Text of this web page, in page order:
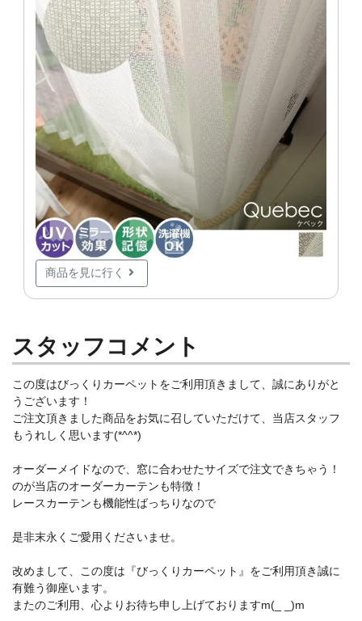
商品を見に行く
スタッフコメント
この度はびっくりカーペットをご利用頂きまして、誠にありがと
うございます！
ご注文頂きました商品をお気に召していただけて、当店スタッフ
もうれしく思います(*^^*)
オーダーメイドなので、窓に合わせたサイズで注文できちゃう！
のが当店のオーダーカーテンも特徴！
レースカーテンも機能性ばっちりなので
是非末永くご愛用くださいませ。
改めまして、この度は『びっくりカーペット』をご利用頂き誠に
有難う御座います。
またのご利用、心よりお待ち申し上げておりますm(_ _)m